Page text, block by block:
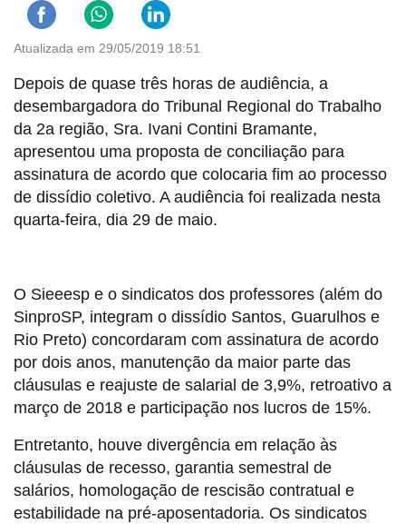
Atualizada em 29/05/2019 18:51
Depois de quase três horas de audiência, a
desembargadora do Tribunal Regional do Trabalho
da 2a região, Sra. Ivani Contini Bramante,
apresentou uma proposta de conciliação para
assinatura de acordo que colocaria fim ao processo
de dissídio coletivo. A audiência foi realizada nesta
quarta-feira, dia 29 de maio.
O Sieeesp e o sindicatos dos professores (além do
SinproSP, integram o dissídio Santos, Guarulhos e
Rio Preto) concordaram com assinatura de acordo
por dois anos, manutenção da maior parte das
cláusulas e reajuste de salarial de 3,9%, retroativo a
março de 2018 e participação nos lucros de 15%.
Entretanto, houve divergência em relação às
cláusulas de recesso, garantia semestral de
salários, homologação de rescisão contratual e
estabilidade na pré-aposentadoria. Os sindicatos